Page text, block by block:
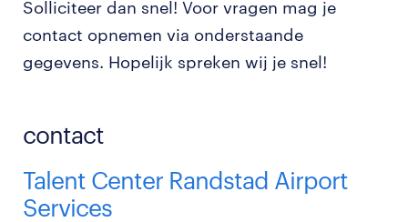
Solliciteer dan snel! Voor vragen mag je
contact opnemen via onderstaande
gegevens. Hopelijk spreken wij je snel!
contact
Talent Center Randstad Airport
Services